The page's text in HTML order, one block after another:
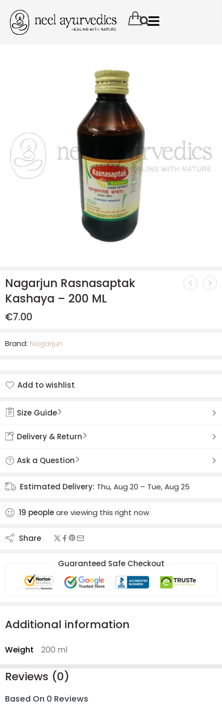
Nagarjun Rasnasaptak
Kashaya – 200 ML
€7.00
Brand: Nagarjun
Add to wishlist
Size Guide
Delivery & Return
Ask a Question
Estimated Delivery: Thu, Aug 20 – Tue, Aug 25
19 peopleare viewing this right now
Share
Guaranteed Safe Checkout
Additional information
Weight 200 ml
Reviews (0)
Based On 0 Reviews